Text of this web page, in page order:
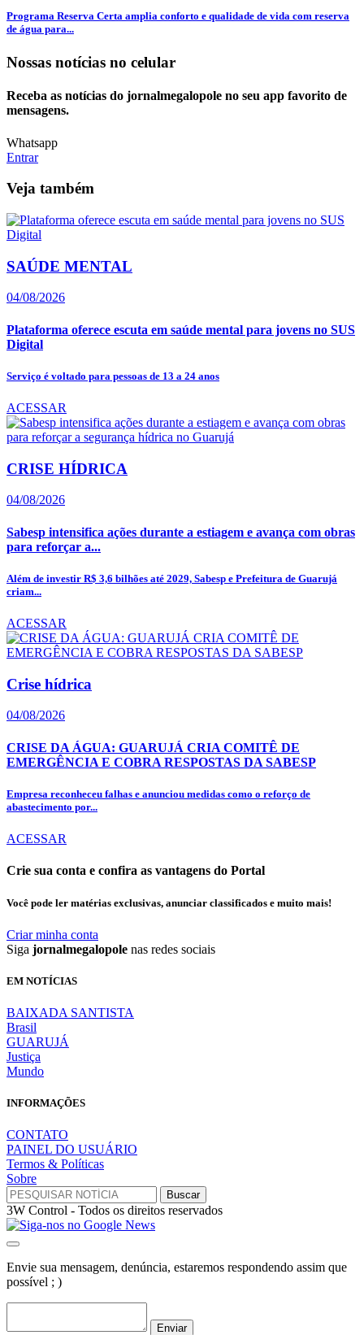
Programa Reserva Certa amplia conforto e qualidade de vida com reserva
de água para...
Nossas notícias no celular
Receba as notícias do jornalmegalopole no seu app favorito de
mensagens.
Whatsapp
Entrar
Veja também
SAÚDE MENTAL
04/08/2026
Plataforma oferece escuta em saúde mental para jovens no SUS
Digital
Serviço é voltado para pessoas de 13 a 24 anos
ACESSAR
CRISE HÍDRICA
04/08/2026
Sabesp intensifica ações durante a estiagem e avança com obras
para reforçar a...
Além de investir R$ 3,6 bilhões até 2029, Sabesp e Prefeitura de Guarujá
criam...
ACESSAR
Crise hídrica
04/08/2026
CRISE DA ÁGUA: GUARUJÁ CRIA COMITÊ DE
EMERGÊNCIA E COBRA RESPOSTAS DA SABESP
Empresa reconheceu falhas e anunciou medidas como o reforço de
abastecimento por...
ACESSAR
Crie sua conta e confira as vantagens do Portal
Você pode ler matérias exclusivas, anunciar classificados e muito mais!
Criar minha conta
Siga jornalmegalopole nas redes sociais
EM NOTÍCIAS
BAIXADA SANTISTA
Brasil
GUARUJÁ
Justiça
Mundo
INFORMAÇÕES
CONTATO
PAINEL DO USUÁRIO
Termos & Políticas
Sobre
3W Control - Todos os direitos reservados
Envie sua mensagem, denúncia, estaremos respondendo assim que
possível ; )
Enviar